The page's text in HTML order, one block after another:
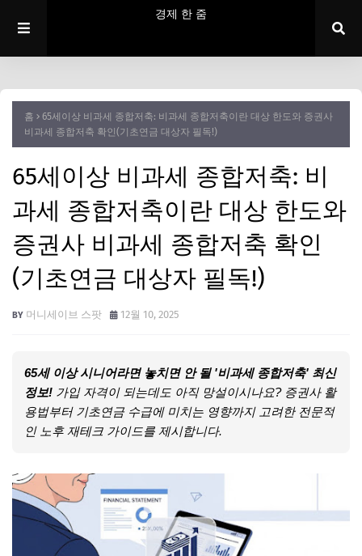
경제 한 줌
홈
65세이상 비과세 종합저축: 비과세 종합저축이란 대상 한도와 증권사
비과세 종합저축 확인(기초연금 대상자 필독!)
65세이상 비과세 종합저축: 비
과세 종합저축이란 대상 한도와
증권사 비과세 종합저축 확인
(기초연금 대상자 필독!)
머니세이브 스팟 12월 10, 2025
65세 이상 시니어라면 놓치면 안 될 '비과세 종합저축' 최신
정보! 가입 자격이 되는데도 아직 망설이시나요? 증권사 활
용법부터 기초연금 수급에 미치는 영향까지 고려한 전문적
인 노후 재테크 가이드를 제시합니다.